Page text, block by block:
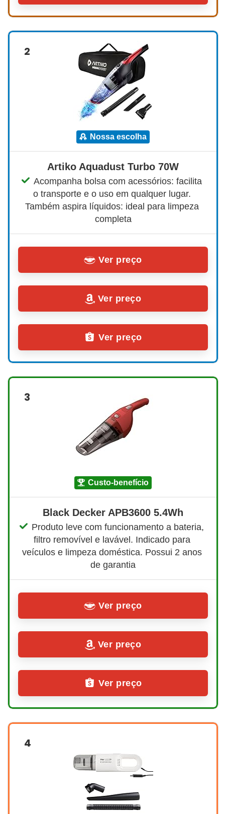
2
nossa escolha
Artiko Aquadust Turbo 70W
Acompanha bolsa com acessórios: facilita
o transporte e o uso em qualquer lugar.
Também aspira líquidos: ideal para limpeza
completa
Ver preço
Ver preço
Ver preço
3
custo-benefício
Black Decker APB3600 5.4Wh
Produto leve com funcionamento a bateria,
filtro removível e lavável. Indicado para
veículos e limpeza doméstica. Possui 2 anos
de garantia
Ver preço
Ver preço
Ver preço
4